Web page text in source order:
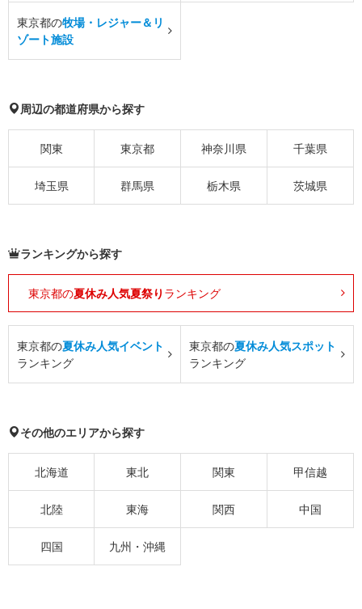
東京都の牧場・レジャー＆リ
ゾート施設
周辺の都道府県から探す
関東 東京都 神奈川県 千葉県
埼玉県 群馬県 栃木県 茨城県
ランキングから探す
東京都の夏休み人気夏祭り ランキング
東京都の夏休み人気イベント
ランキング
東京都の夏休み人気スポット
ランキング
その他のエリアから探す
北海道 東北 関東 甲信越
北陸 東海 関西 中国
四国 九州・沖縄